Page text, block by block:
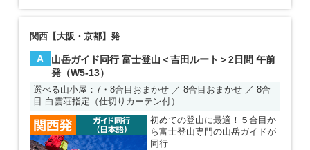
関西【大阪・京都】発
A
山岳ガイド同行 富士登山＜吉田ルート＞2日間 午前
発（W5-13）
選べる山小屋：7・8合目おまかせ ／ 8合目おまかせ ／ 8合
目 白雲荘指定（仕切りカーテン付）
初めての登山に最適！５合目か
ら富士登山専門の山岳ガイドが
同行